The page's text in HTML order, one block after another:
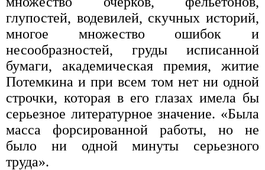
глупостей, водевилей, скучных историй,
многое множество ошибок и
несообразностей, груды исписанной
бумаги, академическая премия, житие
Потемкина и при всем том нет ни одной
строчки, которая в его глазах имела бы
серьезное литературное значение. «Была
масса форсированной работы, но не
было ни одной минуты серьезного
труда».